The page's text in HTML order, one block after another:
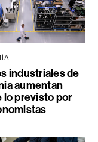
industriales de
aumentan
lo previsto por